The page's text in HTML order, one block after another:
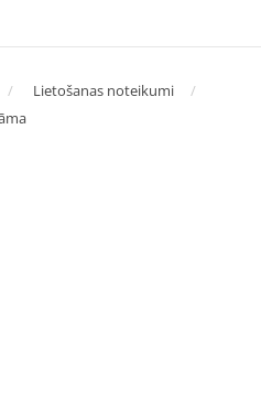
Lietošanas noteikumi